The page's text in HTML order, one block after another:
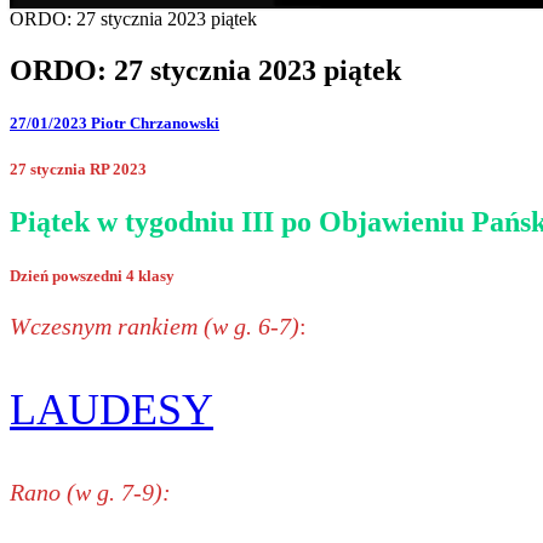
ORDO: 27 stycznia 2023 piątek
ORDO: 27 stycznia 2023 piątek
27/01/2023 Piotr Chrzanowski
27 stycznia RP 2023
Piątek w tygodniu III po Objawieniu
Dzień powszedni 4 klasy
Wczesnym rankiem (w g. 6-7):
LAUDESY
Rano (w g. 7-9):